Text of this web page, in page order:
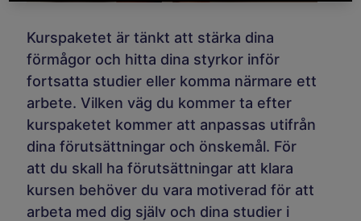
Kurspaketet är tänkt att stärka dina
förmågor och hitta dina styrkor inför
fortsatta studier eller komma närmare ett
arbete. Vilken väg du kommer ta efter
kurspaketet kommer att anpassas utifrån
dina förutsättningar och önskemål. För
att du skall ha förutsättningar att klara
kursen behöver du vara motiverad för att
arbeta med dig själv och dina studier i